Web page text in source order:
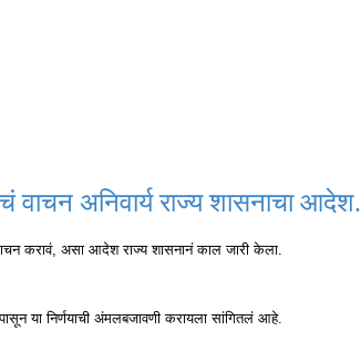
वाचन अनिवार्य राज्य शासनाचा आदेश.
करावं, असा आदेश राज्य शासनानं काल जारी केला.
या निर्णयाची अंमलबजावणी करायला सांगितलं आहे.